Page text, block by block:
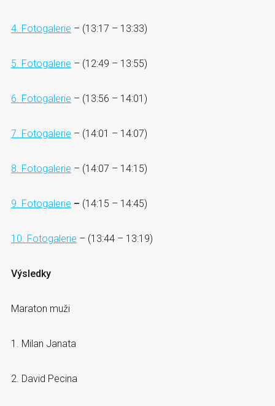
4. Fotogalerie – (13:17 – 13:33)
5. Fotogalerie – (12:49 – 13:55)
6. Fotogalerie – (13:56 – 14:01)
7. Fotogalerie – (14:01 – 14:07)
8. Fotogalerie – (14:07 – 14:15)
9. Fotogalerie – (14:15 – 14:45)
10. Fotogalerie – (13:44 – 13:19)
Výsledky
Maraton muži
1. Milan Janata
2. David Pecina